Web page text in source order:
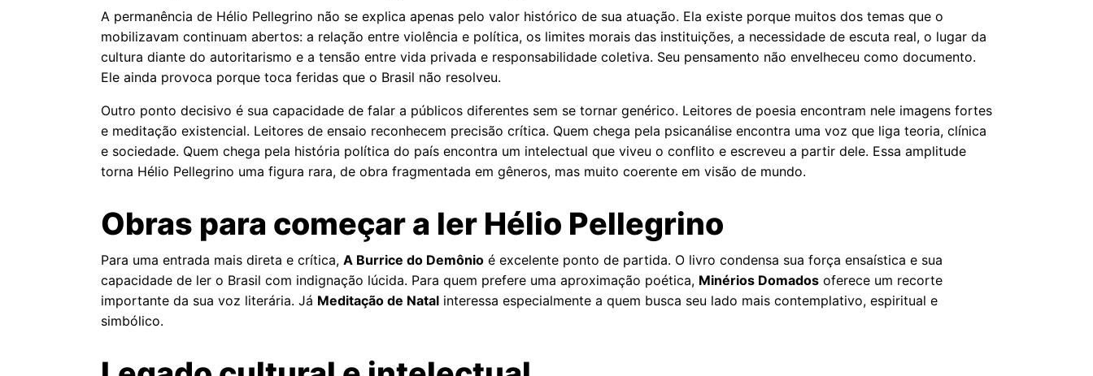
A permanência de Hélio Pellegrino não se explica apenas pelo valor histórico de sua atuação. Ela existe porque muitos dos temas que o
mobilizavam continuam abertos: a relação entre violência e política, os limites morais das instituições, a necessidade de escuta real, o lugar da
cultura diante do autoritarismo e a tensão entre vida privada e responsabilidade coletiva. Seu pensamento não envelheceu como documento.
Ele ainda provoca porque toca feridas que o Brasil não resolveu.
Outro ponto decisivo é sua capacidade de falar a públicos diferentes sem se tornar genérico. Leitores de poesia encontram nele imagens fortes
e meditação existencial. Leitores de ensaio reconhecem precisão crítica. Quem chega pela psicanálise encontra uma voz que liga teoria, clínica
e sociedade. Quem chega pela história política do país encontra um intelectual que viveu o conflito e escreveu a partir dele. Essa amplitude
torna Hélio Pellegrino uma figura rara, de obra fragmentada em gêneros, mas muito coerente em visão de mundo.
Obras para começar a ler Hélio Pellegrino
Para uma entrada mais direta e crítica, A Burrice do Demônio é excelente ponto de partida. O livro condensa sua força ensaística e sua
capacidade de ler o Brasil com indignação lúcida. Para quem prefere uma aproximação poética, Minérios Domados oferece um recorte
importante da sua voz literária. Já Meditação de Natal interessa especialmente a quem busca seu lado mais contemplativo, espiritual e
simbólico.